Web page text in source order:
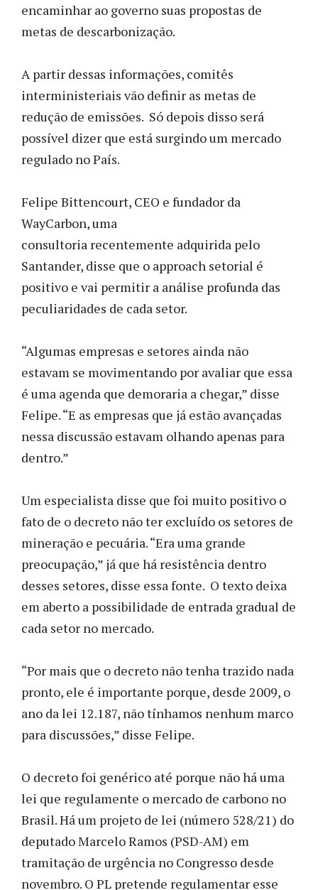
encaminhar ao governo suas propostas de
metas de descarbonização.
A partir dessas informações, comitês
interministeriais vão definir as metas de
redução de emissões. Só depois disso será
possível dizer que está surgindo um mercado
regulado no País.
Felipe Bittencourt, CEO e fundador da
WayCarbon, uma
consultoria recentemente adquirida pelo
Santander, disse que o approach setorial é
positivo e vai permitir a análise profunda das
peculiaridades de cada setor.
“Algumas empresas e setores ainda não
estavam se movimentando por avaliar que essa
é uma agenda que demoraria a chegar,” disse
Felipe. “E as empresas que já estão avançadas
nessa discussão estavam olhando apenas para
dentro.”
Um especialista disse que foi muito positivo o
fato de o decreto não ter excluído os setores de
mineração e pecuária. “Era uma grande
preocupação,” já que há resistência dentro
desses setores, disse essa fonte. O texto deixa
em aberto a possibilidade de entrada gradual de
cada setor no mercado.
“Por mais que o decreto não tenha trazido nada
pronto, ele é importante porque, desde 2009, o
ano da lei 12.187, não tínhamos nenhum marco
para discussões,” disse Felipe.
O decreto foi genérico até porque não há uma
lei que regulamente o mercado de carbono no
Brasil. Há um projeto de lei (número 528/21) do
deputado Marcelo Ramos (PSD-AM) em
tramitação de urgência no Congresso desde
novembro. O PL pretende regulamentar esse